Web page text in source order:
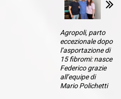
Agropoli, parto
eccezionale dopo
l’asportazione di
15 fibromi: nasce
Federico grazie
all’equipe di
Mario Polichetti